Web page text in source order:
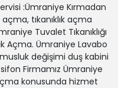
:Ümraniye Kırmadan
tıkanıklık açma
Tuvalet Tıkanıklığı
Açma. Ümraniye Lavabo
musluk değişimi duş kabini
Firmamız Ümraniye
konusunda hizmet